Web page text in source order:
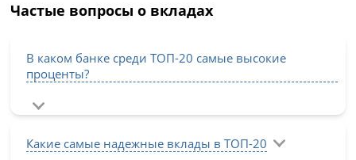
Частые вопросы о вкладах
В каком банке среди ТОП-20 самые высокие
проценты?
Какие самые надежные вклады в ТОП-20